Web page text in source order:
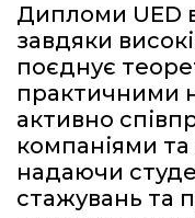
Дипломи UED
завдяки
поєднує
практичними
активно
компаніями та
надаючи
стажувань та